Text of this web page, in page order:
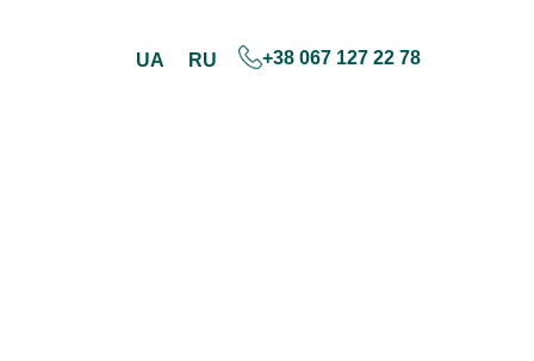
UA RU +38 067 127 22 78